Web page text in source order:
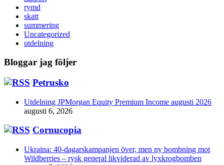
rymd
skatt
summering
Uncategorized
utdelning
Bloggar jag följer
Petrusko
Utdelning JPMorgan Equity Premium Income augusti 2026
augusti 6, 2026
Cornucopia
Ukraina: 40-dagarskampanjen över, men ny bombning mot
Wildberries – rysk general likviderad av lyxkrogbomben